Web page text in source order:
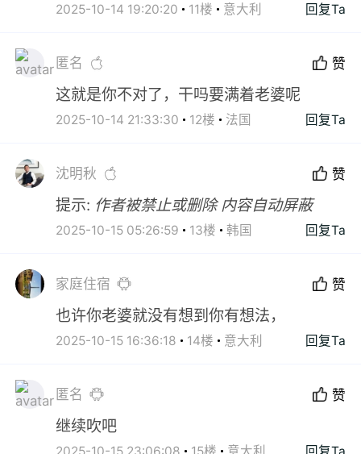
2025-10-14 19:20:20 11楼 意大利 回复Ta
匿名 赞
这就是你不对了，干吗要满着老婆呢
2025-10-14 21:33:30 12楼 法国 回复Ta
沈明秋 赞
提示: 作者被禁止或删除 内容自动屏蔽
2025-10-15 05:26:59 13楼 韩国 回复Ta
家庭住宿 赞
也许你老婆就没有想到你有想法，
2025-10-15 16:36:18 14楼 意大利 回复Ta
匿名 赞
继续吹吧